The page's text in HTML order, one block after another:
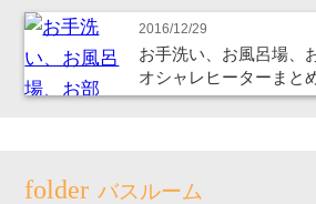
2016/12/29
お手洗い、お風呂場、
オシャレヒーターまと
バスルーム